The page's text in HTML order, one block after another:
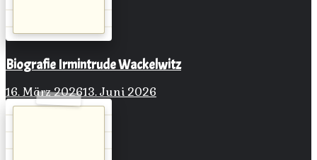
Biografie Irmintrude Wackelwitz
16. März 202613. Juni 2026